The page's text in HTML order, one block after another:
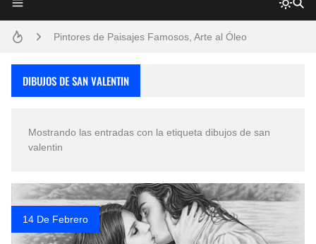
Pintores de Paisajes Famosos, Arte al Óleo
DIBUJOS DE SAN VALENTIN
Mostrando las entradas con la etiqueta dibujos de san
valentin
14 De Febrero